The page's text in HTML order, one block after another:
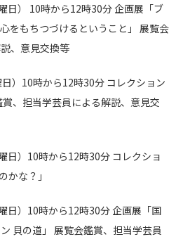
日） 10時から12時30分 企画展「ブ
をもちつづけるということ」 展覧会
、意見交換等
）10時から12時30分 コレクション
、担当学芸員による解説、意見交
日）10時から12時30分 コレクショ
かな？」
日）10時から12時30分 企画展「国
貝の道」 展覧会鑑賞、担当学芸員